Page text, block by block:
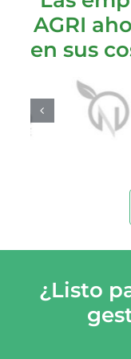
AGRI
en sus
¿Listo